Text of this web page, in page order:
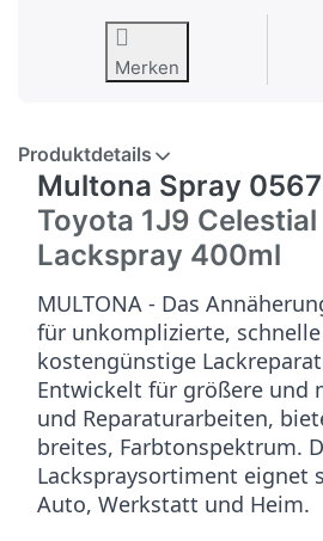
Merken
Produktdetails
Multona Spray
Toyota 1J9
Lackspray 400ml
MULTONA - Das
für unkomplizierte,
kostengünstige
Entwickelt für größere und
und Reparaturarbeiten,
breites, Farbtonspektrum.
Lackspraysortiment eignet
Auto, Werkstatt und Heim.